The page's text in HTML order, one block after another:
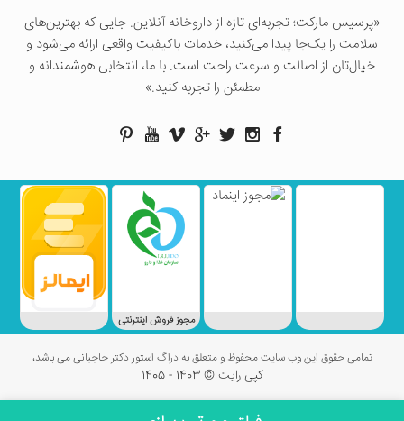
«پرسيس ماركت؛ تجربه‌ای تازه از داروخانه آنلاین. جایی که بهترین‌های
سلامت را یک‌جا پیدا می‌کنید، خدمات باکیفیت واقعی ارائه می‌شود و
خیال‌تان از اصالت و سرعت راحت است. با ما، انتخابی هوشمندانه و
مطمئن را تجربه کنید.»
مجوز فروش اینترنتی
تمامی حقوق این وب سایت محفوظ و متعلق به دراگ استور دکتر حاجبانی می باشد،
کپی رایت © 1403 - 1405